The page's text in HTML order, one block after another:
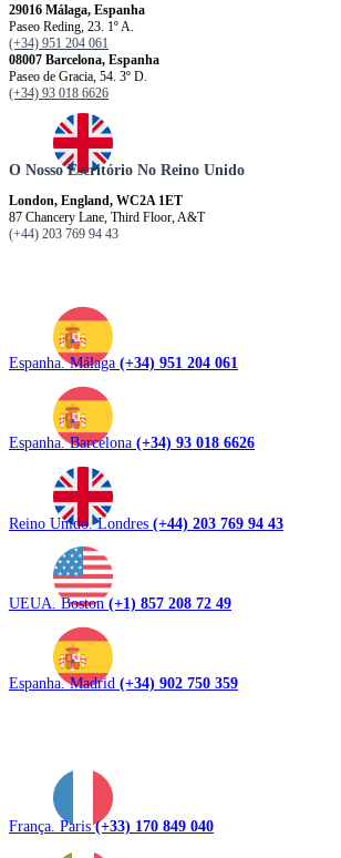
29016 Málaga, Espanha
Paseo Reding, 23. 1º A.
(+34) 951 204 061
08007 Barcelona, ​​​​​Espanha
Paseo de Gracia, 54. 3º D.
(+34) 93 018 6626
O Nosso Escritório No Reino Unido
London, England, WC2A 1ET
87 Chancery Lane, Third Floor, A&T
(+44) 203 769 94 43
Espanha. Málaga (+34) 951 204 061
Espanha. Barcelona (+34) 93 018 6626
Reino Unido. Londres (+44) 203 769 94 43
UEUA. Boston(+1) 857 208 72 49
Espanha. Madrid (+34) 902 750 359
França. Paris(+33) 170 849 040